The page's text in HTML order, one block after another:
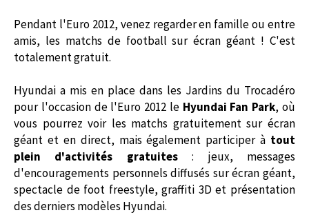
Pendant l'Euro 2012, venez regarder en famille ou entre
amis, les matchs de football sur écran géant ! C'est
totalement gratuit.
Hyundai a mis en place dans les Jardins du Trocadéro
pour l'occasion de l'Euro 2012 le Hyundai Fan Park, où
vous pourrez voir les matchs gratuitement sur écran
géant et en direct, mais également participer à tout
plein d'activités gratuites: jeux, messages
d'encouragements personnels diffusés sur écran géant,
spectacle de foot freestyle, graffiti 3D et présentation
des derniers modèles Hyundai.